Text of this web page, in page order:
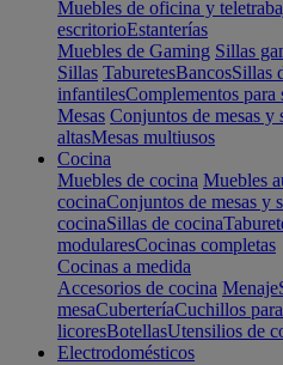
Muebles de oficina y
escritorioEstanterías
Muebles de Gaming Sillas
Sillas TaburetesBancosSillas
infantilesComplementos para
Mesas Conjuntos de mesas y
altasMesas multiusos
Cocina
Muebles de cocina Muebles
cocinaConjuntos de mesas y
cocinaSillas de cocina
modularesCocinas completas
Cocinas a medida
Accesorios de cocina Menaje
mesaCuberteríaCuchillos
licoresBotellasUtensilios de
Electrodomésticos